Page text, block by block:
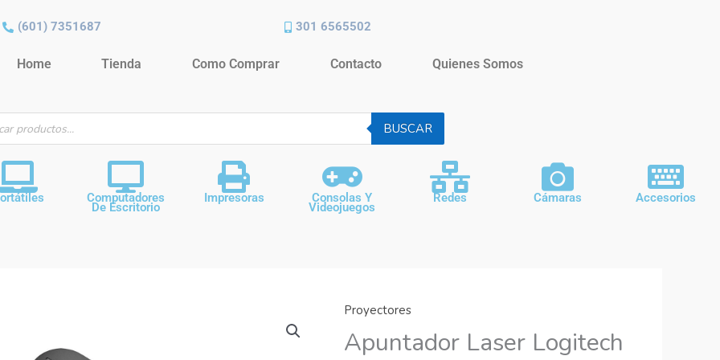
(601) 7351687 301 6565502
Home Tienda Como Comprar Contacto Quienes Somos
BUSCAR
Computadores
De Escritorio
Impresoras Consolas Y
Videojuegos
Redes Cámaras Accesorios
Proyectores
Apuntador Laser Logitech